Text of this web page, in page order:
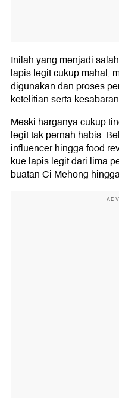
Inilah yang menjadi
lapis legit cukup mahal,
digunakan dan proses
ketelitian serta
Meski harganya cukup
legit tak pernah habis.
influencer hingga food
kue lapis legit dari lima
buatan Ci Mehong